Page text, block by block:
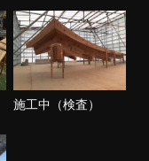
施工中（検査）